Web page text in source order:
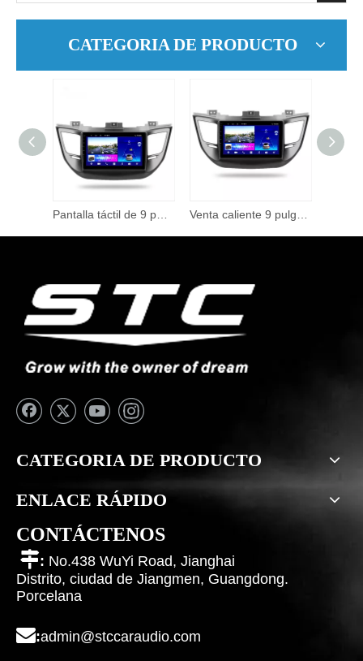
CATEGORIA DE PRODUCTO
CATEGORIA DE PRODUCTO
ENLACE RÁPIDO
CONTÁCTENOS
: No.438 WuYi Road, Jianghai
Distrito, ciudad de Jiangmen, Guangdong.
Porcelana
:admin@stccaraudio.com